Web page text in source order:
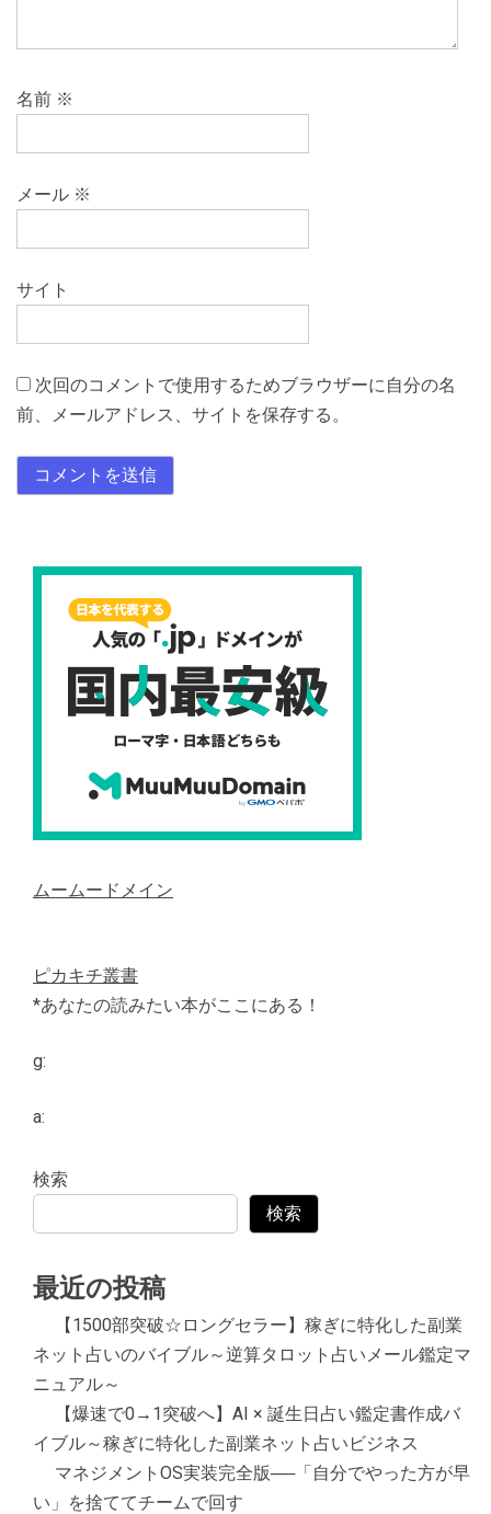
名前 ※
メール ※
サイト
次回のコメントで使用するためブラウザーに自分の名
前、メールアドレス、サイトを保存する。
ムームードメイン
ピカキチ叢書
*あなたの読みたい本がここにある！
g:
a:
検索
検索
最近の投稿
【1500部突破☆ロングセラー】稼ぎに特化した副業
ネット占いのバイブル～逆算タロット占いメール鑑定マ
ニュアル～
【爆速で0→1突破へ】AI × 誕生日占い鑑定書作成バ
イブル～稼ぎに特化した副業ネット占いビジネス
マネジメントOS実装完全版──「自分でやった方が早
い」を捨ててチームで回す